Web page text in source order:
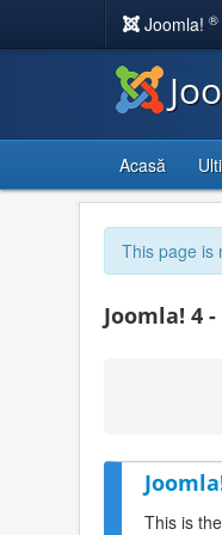
Joomla! ®
Acasă
This page is
Joomla! 4
This is